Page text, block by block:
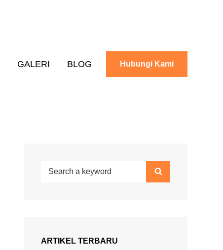
GALERI BLOG Hubungi Kami
Search
ARTIKEL TERBARU